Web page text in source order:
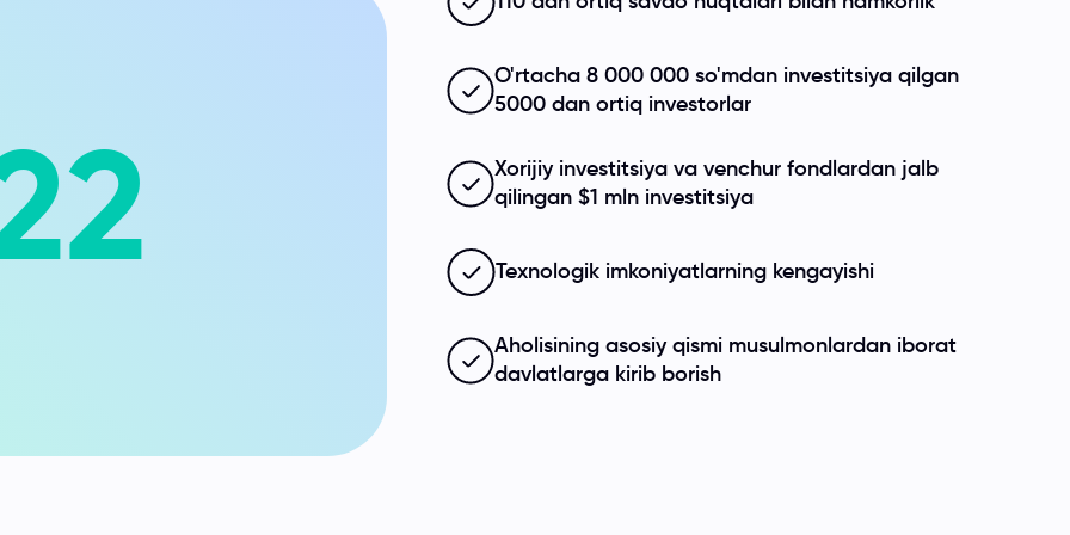
O'rtacha 8 000 000 so'mdan investitsiya qilgan
5000 dan ortiq investorlar
Xorijiy investitsiya va venchur fondlardan jalb
qilingan $1 mln investitsiya
Texnologik imkoniyatlarning kengayishi
Aholisining asosiy qismi musulmonlardan iborat
davlatlarga kirib borish